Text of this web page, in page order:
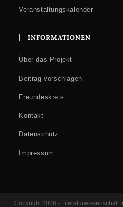
Veranstaltungskalender
INFORMATIONEN
Über das Projekt
Beitrag vorschlagen
Freundeskreis
Kontakt
Datenschutz
Impressum
Copyright 2026 - Literaturwissenschaft